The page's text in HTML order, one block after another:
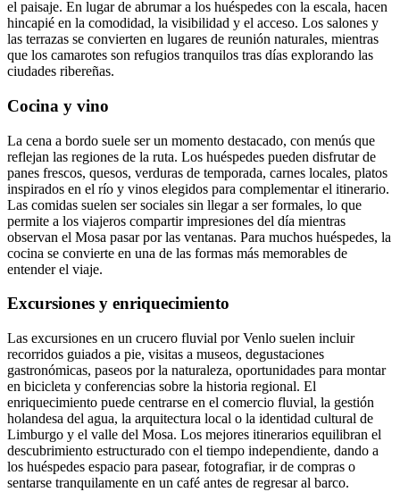
el paisaje. En lugar de abrumar a los huéspedes con la escala, hacen
hincapié en la comodidad, la visibilidad y el acceso. Los salones y
las terrazas se convierten en lugares de reunión naturales, mientras
que los camarotes son refugios tranquilos tras días explorando las
ciudades ribereñas.
Cocina y vino
La cena a bordo suele ser un momento destacado, con menús que
reflejan las regiones de la ruta. Los huéspedes pueden disfrutar de
panes frescos, quesos, verduras de temporada, carnes locales, platos
inspirados en el río y vinos elegidos para complementar el itinerario.
Las comidas suelen ser sociales sin llegar a ser formales, lo que
permite a los viajeros compartir impresiones del día mientras
observan el Mosa pasar por las ventanas. Para muchos huéspedes, la
cocina se convierte en una de las formas más memorables de
entender el viaje.
Excursiones y enriquecimiento
Las excursiones en un crucero fluvial por Venlo suelen incluir
recorridos guiados a pie, visitas a museos, degustaciones
gastronómicas, paseos por la naturaleza, oportunidades para montar
en bicicleta y conferencias sobre la historia regional. El
enriquecimiento puede centrarse en el comercio fluvial, la gestión
holandesa del agua, la arquitectura local o la identidad cultural de
Limburgo y el valle del Mosa. Los mejores itinerarios equilibran el
descubrimiento estructurado con el tiempo independiente, dando a
los huéspedes espacio para pasear, fotografiar, ir de compras o
sentarse tranquilamente en un café antes de regresar al barco.